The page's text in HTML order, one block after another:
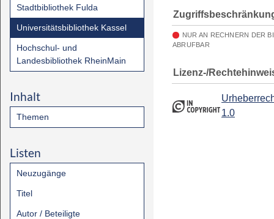
Stadtbibliothek Fulda
Universitätsbibliothek Kassel
Hochschul- und
Landesbibliothek RheinMain
Inhalt
Themen
Listen
Neuzugänge
Titel
Autor / Beteiligte
NUR AN RECHNERN DER
ABRUFBAR
Lizenz-/
1.0